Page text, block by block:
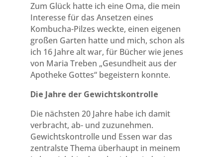
Zum Glück hatte ich eine Oma, die mein
Interesse für das Ansetzen eines
Kombucha-Pilzes weckte, einen eigenen
großen Garten hatte und mich, schon als
ich 16 Jahre alt war, für Bücher wie jenes
von Maria Treben „Gesundheit aus der
Apotheke Gottes“ begeistern konnte.
Die Jahre der Gewichtskontrolle
Die nächsten 20 Jahre habe ich damit
verbracht, ab- und zuzunehmen.
Gewichtskontrolle und Essen war das
zentralste Thema überhaupt in meinem